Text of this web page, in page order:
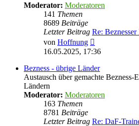
Moderator: Moderatoren
141 Themen
8689 Beiträge
Letzter Beitrag Re:
von Hoffnung
Beitrag
16.05.2025, 17:36
Bezness - übrige Länder
Austausch über gemachte Bezness-
Ländern
Moderator: Moderatoren
163 Themen
8781 Beiträge
Letzter Beitrag Re: DaF-